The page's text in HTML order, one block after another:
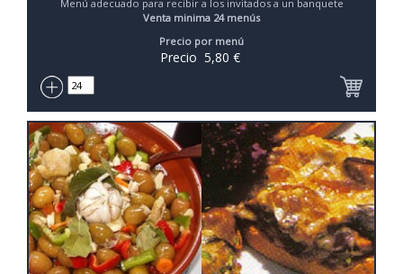
Menú adecuado para recibir a los invitados a un banquete
Venta minima 24 menús
Precio por menú
Precio 5,80 €